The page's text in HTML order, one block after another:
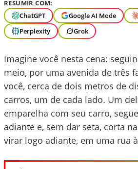
RESUMIR COM:
ChatGPT
Google AI Mode
Perplexity
Grok
Imagine você nesta cena:
meio, por uma avenida de três
você, cerca de dois metros de
carros, um de cada lado. Um
emparelha com seu carro,
adiante e, sem dar seta, corta
virar logo adiante, em uma rua